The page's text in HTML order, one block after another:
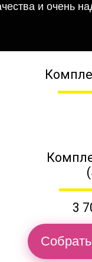
и очень
3